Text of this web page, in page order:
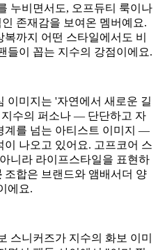
누비면서도, 오프듀티 룩이나
존재감을 보여온 멤버예요.
까지 어떤 스타일에서도 비
들이 꼽는 지수의 강점이에요.
이미지는 '자연에서 새로운 길
수의 퍼소나 — 단단하고 자
계를 넘는 아티스트 이미지 —
나오고 있어요. 고프코어 스
니라 라이프스타일을 표현하
조합은 브랜드와 앰배서더 양
에요.
스니커즈가 지수의 화보 이미